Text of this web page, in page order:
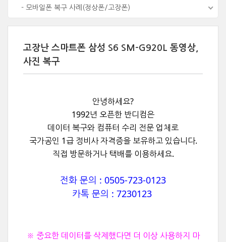
- 모바일폰 복구 사례(정상폰/고장폰)
고장난 스마트폰 삼성 S6 SM-G920L 동영상,
사진 복구
안녕하세요?
1992년 오픈한 반디컴은
데이터 복구와 컴퓨터 수리 전문 업체로
국가공인 1급 정비사 자격증을 보유하고 있습니다.
직접 방문하거나 택배를 이용하세요.
전화 문의 : 0505-723-0123
카톡 문의 : 7230123
※ 중요한 데이터를 삭제했다면 더 이상 사용하지 마